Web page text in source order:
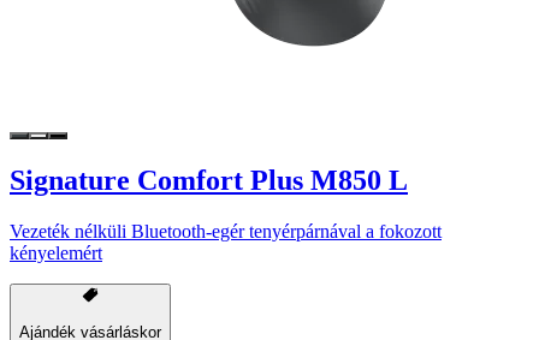
Signature Comfort Plus M850 L
Vezeték nélküli Bluetooth-egér tenyérpárnával a fokozott
kényelemért
Ajándék vásárláskor